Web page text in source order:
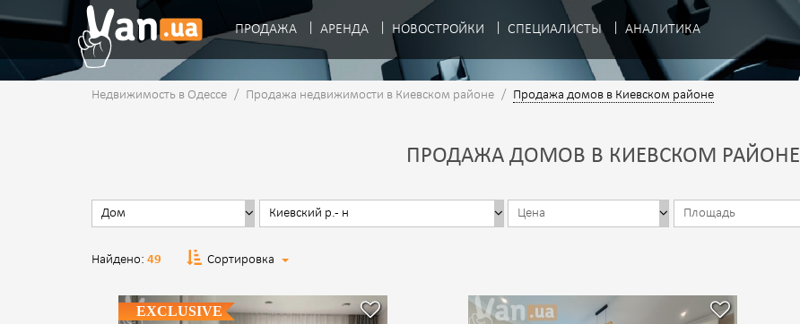
ПРОДАЖА АРЕНДА НОВОСТРОЙКИ СПЕЦИАЛИСТЫ АНАЛИТИКА
Недвижимость в Одессе / Продажа недвижимости в Киевском районе / Продажа домов в Киевском районе
ПРОДАЖА ДОМОВ В КИЕВСКОМ РАЙОНЕ
Найдено: 49 Сортировка
EXCLUSIVE